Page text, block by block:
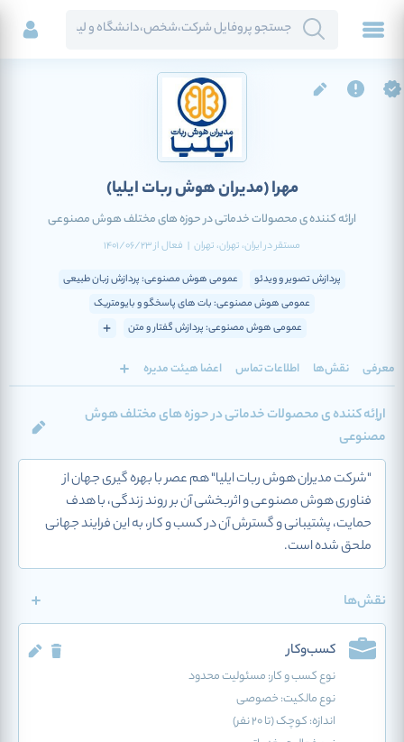
مهرا(مدیران هوش ربات ایلیا)
اراِئه کننده ی محصولات خدماتی در حوزه های مختلف هوش مصنوعی
مستقر درایران، تهران، تهران | فعالاز1401/06/23
پردازش تصویر و ویدئو
عمومی هوش مصنوعی: پردازش زبان طبیعی
عمومی هوش مصنوعی: بات های پاسخگو و بایومتریک
عمومی هوش مصنوعی: پردازش گفتار و متن
معرفی نقش‌ها اطلاعات تماس اعضا هیئت مدیره
اراِئه کننده ی محصولات خدماتی در حوزه های مختلف هوش
مصنوعی
"شرکت مدیران هوش ربات ایلیا" هم­ عصر با بهره­ گیری جهان از
فناوری هوش مصنوعی و اثربخشی آن بر روند زندگی، با هدف
حمایت، پشتیبانی و گسترش آن در کسب‌ و کار، به این فرایند جهانی
ملحق شده است.
نقش‌ها
کسب‌وکار
نوع کسب و کار:مسئولیت محدود
نوع مالکیت: خصوصی
اندازه: کوچک (تا 20 نفر)